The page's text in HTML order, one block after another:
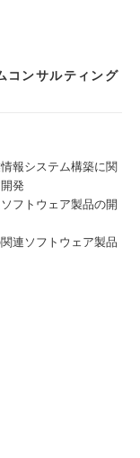
コンサルティング
報システム構築に関
発
フトウェア製品の開
連ソフトウェア製品